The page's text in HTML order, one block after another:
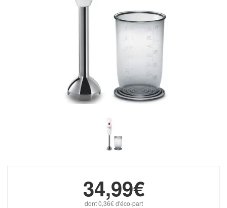
34,99€
dont 0,36€ d'éco-part